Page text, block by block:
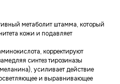
метаболит штамма, который
кожи и подавляет
корректируют
синтез тирозиназы
усиливает действие
и выравнивающее